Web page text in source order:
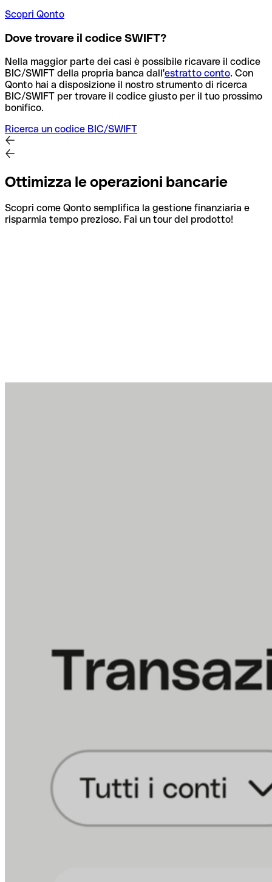
Scopri Qonto
Dove trovare il codice SWIFT?
Nella maggior parte dei casi è possibile ricavare il codice
BIC/SWIFT della propria banca dall'estratto conto. Con
Qonto hai a disposizione il nostro strumento di ricerca
BIC/SWIFT per trovare il codice giusto per il tuo prossimo
bonifico.
Ricerca un codice BIC/SWIFT
Ottimizza le operazioni bancarie
Scopri come Qonto semplifica la gestione finanziaria e
risparmia tempo prezioso. Fai un tour del prodotto!